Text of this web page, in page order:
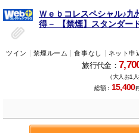
Ｗｅｂコレスペシャル♪
得－ 【禁煙】スタンダー
ツイン 禁煙ルーム 食事なし ネット申
旅行代金：
（大人お1
総額： 15,400